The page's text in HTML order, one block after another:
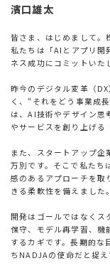
濱口雄太
皆さま、はじめまして。
私たちは「AIとアプリ開
ネス成功にコミットいた
昨今のデジタル変革（
く、“それをどう事業成
は、AI技術やデザイン思
やサービスを創り上げる
また、スタートアップ
万別です。そこで私たち
感のあるアプローチを取
きる柔軟性を備えました。
開発はゴールではなくス
保守、モデル再学習、機
するカギです。長期的な
ちNADJAの使命だと捉え